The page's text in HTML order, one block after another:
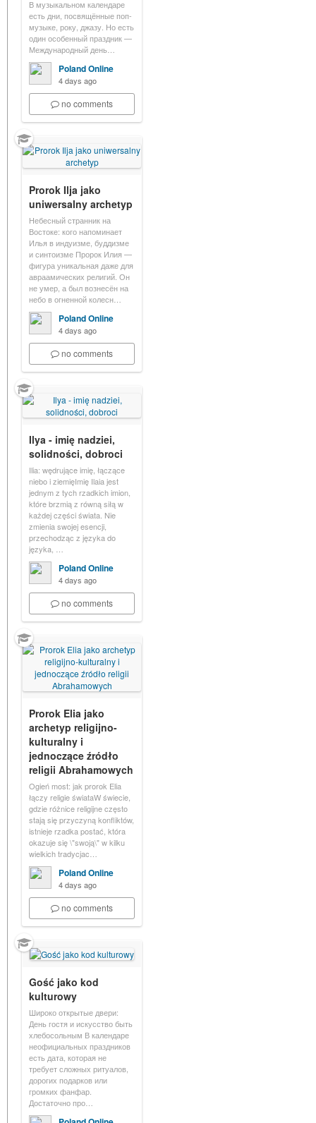
В музыкальном календаре
есть дни, посвящённые поп-
музыке, року, джазу. Но есть
один особенный праздник —
Международный день…
Poland Online
4 days ago
no comments
Prorok Ilja jako
uniwersalny archetyp
Небесный странник на
Востоке: кого напоминает
Илья в индуизме, буддизме
и синтоизме Пророк Илия —
фигура уникальная даже для
авраамических религий. Он
не умер, а был вознесён на
небо в огненной колесн…
Poland Online
4 days ago
no comments
Ilya - imię nadziei,
solidności, dobroci
Ilia: wędrujące imię, łączące
niebo i ziemięImię Ilaia jest
jednym z tych rzadkich imion,
które brzmią z równą siłą w
każdej części świata. Nie
zmienia swojej esencji,
przechodząc z języka do
języka, …
Poland Online
4 days ago
no comments
Prorok Elia jako
archetyp religijno-
kulturalny i
jednoczące źródło
religii Abrahamowych
Ogień most: jak prorok Elia
łączy religie świataW świecie,
gdzie różnice religijne często
stają się przyczyną konfliktów,
istnieje rzadka postać, która
okazuje się \"swoją\" w kilku
wielkich tradycjac…
Poland Online
4 days ago
no comments
Gość jako kod
kulturowy
Широко открытые двери:
День гостя и искусство быть
хлебосольным В календаре
неофициальных праздников
есть дата, которая не
требует сложных ритуалов,
дорогих подарков или
громких фанфар.
Достаточно про…